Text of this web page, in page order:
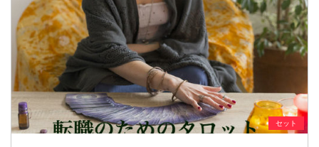
セット